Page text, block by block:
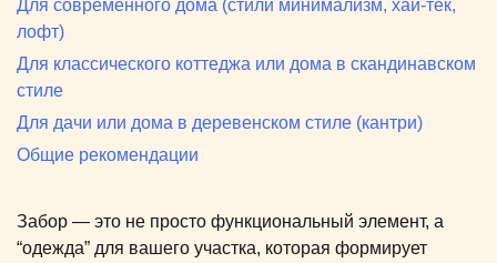
Для современного дома (стили минимализм, хай-тек,
лофт)
Для классического коттеджа или дома в скандинавском
стиле
Для дачи или дома в деревенском стиле (кантри)
Общие рекомендации
Забор — это не просто функциональный элемент, а
“одежда” для вашего участка, которая формирует